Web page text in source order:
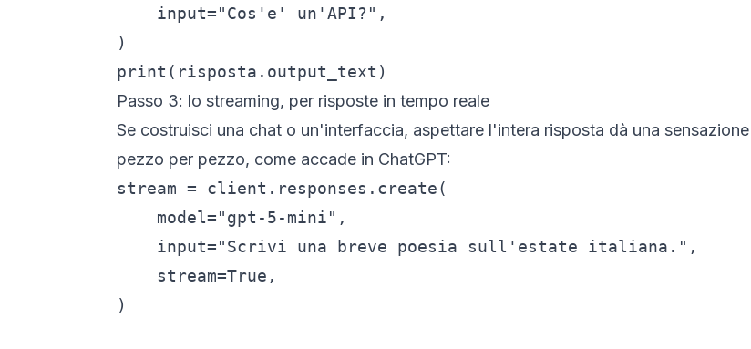
    input="Cos'e' un'API?",
)
print(risposta.output_text)
Passo 3: lo streaming, per risposte in tempo reale
Se costruisci una chat o un'interfaccia, aspettare l'intera risposta dà una
pezzo per pezzo, come accade in ChatGPT:
stream = client.responses.create(
    model="gpt-5-mini",
    input="Scrivi una breve poesia sull'estate italiana.",
    stream=True,
)